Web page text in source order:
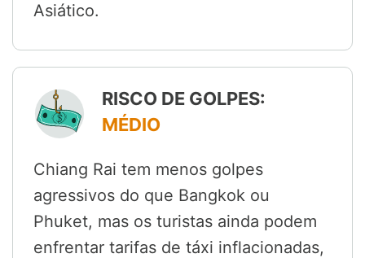
Asiático.
RISCO DE GOLPES:
MÉDIO
Chiang Rai tem menos golpes
agressivos do que Bangkok ou
Phuket, mas os turistas ainda podem
enfrentar tarifas de táxi inflacionadas,